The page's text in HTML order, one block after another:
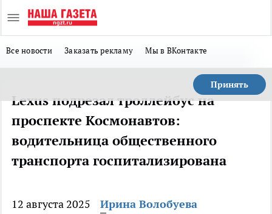
Все новости Заказать рекламу Мы в ВКонтакте
Принять
Lexus подрезал троллейбус на
проспекте Космонавтов:
водительница общественного
транспорта госпитализирована
12 августа 2025 Ирина Волобуева